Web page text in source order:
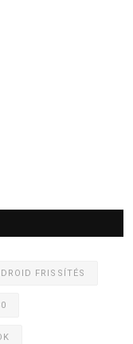
FRISSÍTÉS